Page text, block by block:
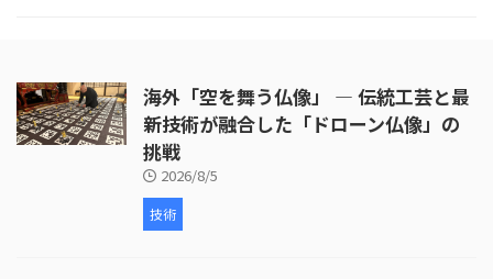
が行われています。 次に、皮革の
取り付けが行われます。ここで
は、牛革が使われ、職人が丁寧に
枠を伸ばしていく様子が映し出さ
れます。皮革の取り付けには熟練
海外「空を舞う仏像」 ― 伝統工芸と最
新技術が融合した「ドローン仏像」の
挑戦
2026/8/5
技術